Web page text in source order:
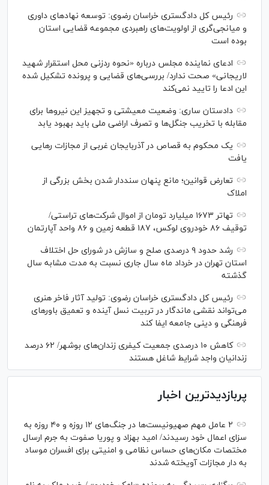
رئیس کل دادگستری خراسان رضوی: توسعه نهاد‌های داوری
و میانجی‌گری از اولویت‌های راهبردی مجموعه قضایی استان
بوده است
ادعای نماینده مجلس درباره «نحوه ردزنی محل استقرار شهید
لاریجانی» صحت ندارد/ بررسی‌های قضایی و پرونده تشکیل شده
این ادعا را تایید نمی‌کند
دادستان ساری: وضعیت معیشتی و تجهیز این نیرو‌ها برای
مقابله با تخریب جنگل‌ها و تصرف اراضی ملی باید بهبود یابد
یک محکوم به قصاص در آذربایجان‌ غربی از مجازات رهایی
یافت
تعارض قوانین؛ مانع پنهان سنددار شدن بخش بزرگی از
املاک
تهاتر ۱۶۷۳ میلیارد تومان از اموال شرکت‌های تراستی/
توقیف ۸۶ خودروی لوکس، ۱۸۷ قطعه زمین و ۸۶ واحد آپارتمان
رشد حدود ۹ درصدی صلح و سازش در شورای حل اختلاف
استان تهران در خرداد ماه سال جاری نسبت به مدت مشابه سال
گذشته
رئیس کل دادگستری خراسان رضوی: تولید آثار فاخر هنری
می‌تواند نقشی ماندگار در تربیت نسل آینده و تعمیق باور‌های
فرهنگی و دینی جامعه ایفا کند
کاهش ۱۰ درصدی جمعیت کیفری زندان‌های بوشهر/ ۶۲ درصد
زندانیان واجد شرایط شاغل هستند
پربازدیدترین اخبار
۲ عامل مهم صهیونیست‌ها در جنگ‌های ۱۲ روزه و ۴۰ روزه به
سزای اعمال خود رسیدند/ امید بهزاد و پوریا صفوت به جرم ارسال
مختصات مکان‌های حساس نظامی و امنیتی برای افسران موساد
به دار مجازات آویخته شدند